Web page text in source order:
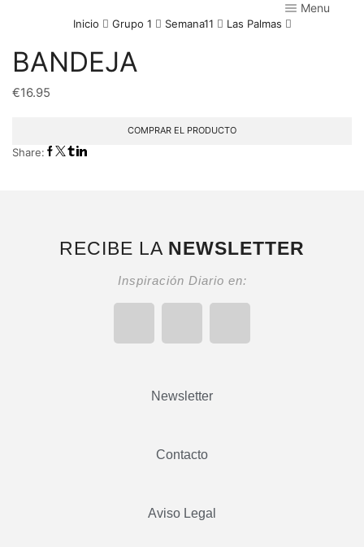
Menu
Inicio Grupo 1 Semana11 Las Palmas
BANDEJA
€16.95
COMPRAR EL PRODUCTO
Share:
RECIBE LA NEWSLETTER
Inspiración Diario en:
Newsletter
Contacto
Aviso Legal